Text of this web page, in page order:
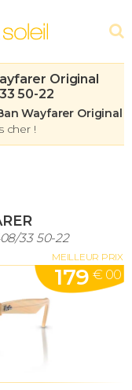
Original
50-22
Wayfarer Original
cher !
33 50-22
MEILLEUR PRIX
179 € 00